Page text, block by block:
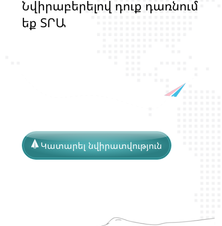
Նվիրաբերելով դոք դառնոմ
եք ՏՐԱՆ
Կատարել նվիրատվություն